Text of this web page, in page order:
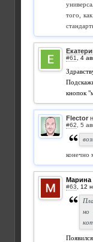
того,
#61
кнопок
Flector
#62
конечно
Марина
#63
но